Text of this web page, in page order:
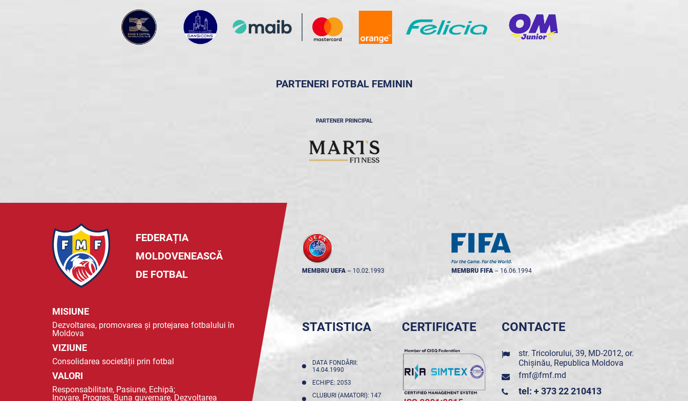
PARTENERI FOTBAL FEMININ
PARTENER PRINCIPAL
FEDERAȚIA
MOLDOVENEASCĂ
DE FOTBAL
MISIUNE
Dezvoltarea, promovarea și protejarea fotbalului în
Moldova
VIZIUNE
Consolidarea societății prin fotbal
VALORI
Responsabilitate, Pasiune, Echipă;
Inovare, Progres, Buna guvernare, Dezvoltarea
MEMBRU UEFA -- 10.02.1993 MEMBRU FIFA -- 16.06.1994
STATISTICA
DATA FONDĂRII:
14.04.1990
ECHIPE: 2053
CLUBURI (AMATORI): 147
CERTIFICATE CONTACTE
str. Tricolorului, 39, MD-2012, or.
Chișinău, Republica Moldova
fmf@fmf.md
tel: + 373 22 210413